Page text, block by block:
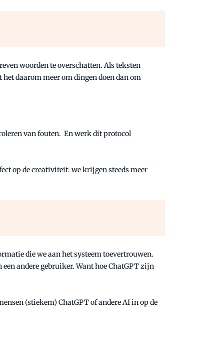
woorden te overschatten. Als teksten
daarom meer om dingen doen dan om
van fouten. En werk dit protocol
op de creativiteit: we krijgen steeds meer
die we aan het systeem toevertrouwen.
andere gebruiker. Want hoe ChatGPT zijn
(stiekem) ChatGPT of andere AI in op de